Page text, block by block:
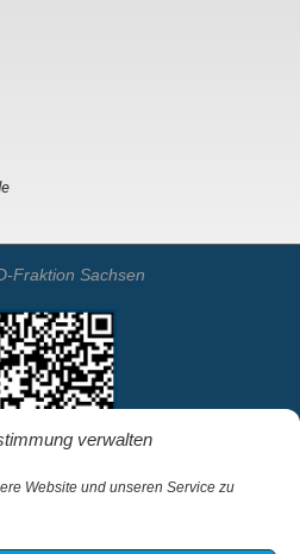
verwalten
Website und unseren Service zu
Fraktion Sachsen
Startseite Kontakt